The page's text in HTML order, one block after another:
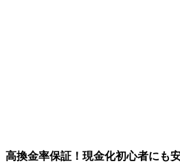
高換金率保証！現金化初心者にも